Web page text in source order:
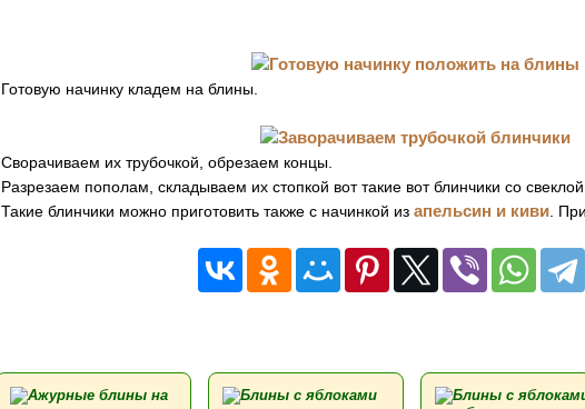
Готовую начинку кладем на блины.
Сворачиваем их трубочкой, обрезаем концы.
Разрезаем пополам, складываем их стопкой вот такие вот блинчики со
Такие блинчики можно приготовить также с начинкой из апельсин и киви .